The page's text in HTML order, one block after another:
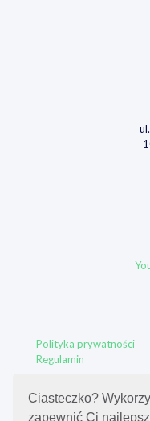
Polityka prywatności
Regulamin
Ciasteczko?
zapewnić Ci